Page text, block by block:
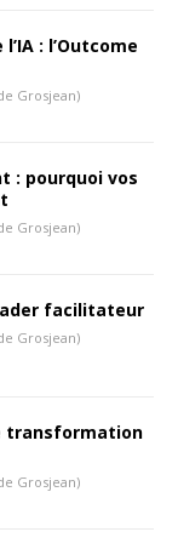
: l’Outcome
Grosjean)
: pourquoi vos
Grosjean)
facilitateur
Grosjean)
transformation
Grosjean)